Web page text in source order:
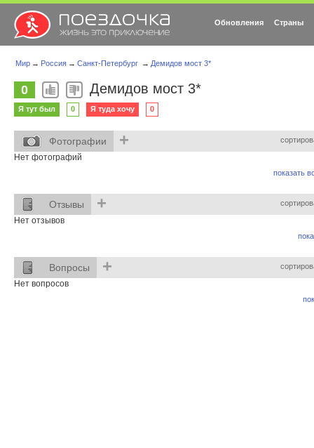
Обновления Страны
Мир → Россия → Санкт-Петербург → Демидов мост 3*
0 Демидов мост 3*
Я тут был 0 Я туда хочу 0
Фотографии +
Нет фотографий
показать
Отзывы +
Нет отзывов
Вопросы +
Нет вопросов